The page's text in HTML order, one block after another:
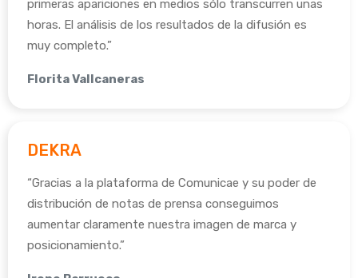
primeras apariciones en medios sólo transcurren unas
horas. El análisis de los resultados de la difusión es
muy completo.”
Florita Vallcaneras
DEKRA
“Gracias a la plataforma de Comunicae y su poder de
distribución de notas de prensa conseguimos
aumentar claramente nuestra imagen de marca y
posicionamiento.”